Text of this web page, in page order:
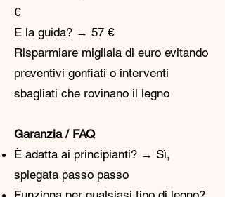
€
E la guida? → 57 €
​Risparmiare migliaia di euro evitando
preventivi gonfiati o interventi
sbagliati che rovinano il legno​​​​​
Garanzia / FAQ
È adatta ai principianti? → Sì,
spiegata passo passo